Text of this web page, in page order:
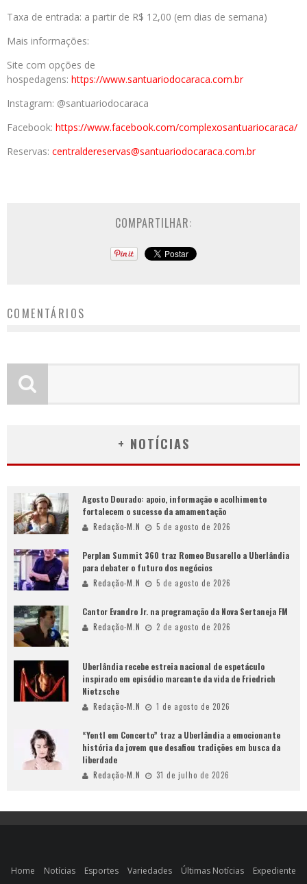
Taxa de entrada: a partir de R$ 12,00 (em dias de semana)
Mais informações:
Site com opções de
hospedagens: https://www.santuariodocaraca.com.br
Instagram: @santuariodocaraca
Facebook: https://www.facebook.com/complexosantuariocaraca/
Reservas: centraldereservas@santuariodocaraca.com.br
COMPARTILHAR:
COMENTÁRIOS
+ NOTÍCIAS
Agosto Dourado: apoio, informação e acolhimento
fortalecem o sucesso da amamentação
Redação-M.N 5 de agosto de 2026
Perplan Summit 360 traz Romeo Busarello a Uberlândia
para debater o futuro dos negócios
Redação-M.N 5 de agosto de 2026
Cantor Evandro Jr. na programação da Nova Sertaneja FM
Redação-M.N 2 de agosto de 2026
Uberlândia recebe estreia nacional de espetáculo
inspirado em episódio marcante da vida de Friedrich
Nietzsche
Redação-M.N 1 de agosto de 2026
“Yentl em Concerto” traz a Uberlândia a emocionante
história da jovem que desafiou tradições em busca da
liberdade
Redação-M.N 31 de julho de 2026
Home Notícias Esportes Variedades Últimas Notícias Expediente